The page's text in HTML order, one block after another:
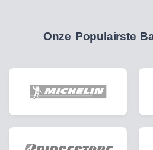
Onze Populairste